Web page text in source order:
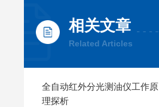
相关文章
Related Articles
全自动红外分光测油仪工作原
理探析